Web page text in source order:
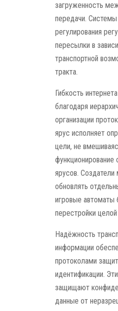
загруженность
передачи. Системы
регулирования
пересылки в
транспортной
тракта.
Гибкость
благодаря
организации
ярус исполняет
цели, не
функционирование
ярусов. Создатели
обновлять
игровые автоматы
перестройки
Надёжность
информации
протоколами
идентификации.
защищают
данные от